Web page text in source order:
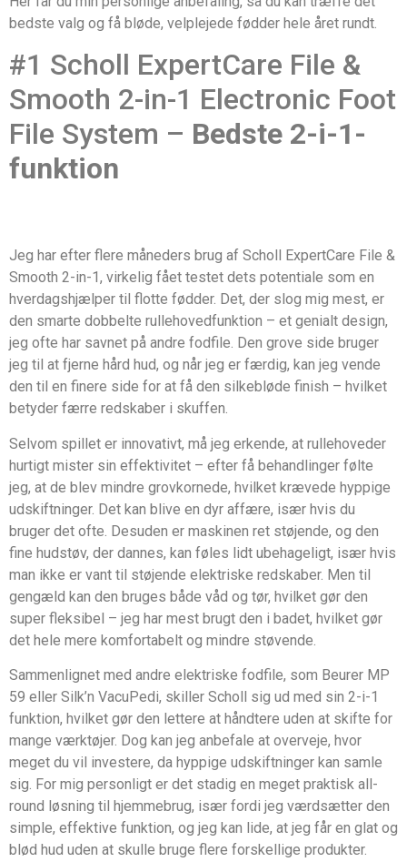
bedste valg og få bløde, velplejede fødder hele året rundt.
#1 Scholl ExpertCare File &
Smooth 2-in-1 Electronic Foot
File System – Bedste 2-i-1-
funktion
Jeg har efter flere måneders brug af Scholl ExpertCare File &
Smooth 2-in-1, virkelig fået testet dets potentiale som en
hverdagshjælper til flotte fødder. Det, der slog mig mest, er
den smarte dobbelte rullehovedfunktion – et genialt design,
jeg ofte har savnet på andre fodfile. Den grove side bruger
jeg til at fjerne hård hud, og når jeg er færdig, kan jeg vende
den til en finere side for at få den silkebløde finish – hvilket
betyder færre redskaber i skuffen.
Selvom spillet er innovativt, må jeg erkende, at rullehoveder
hurtigt mister sin effektivitet – efter få behandlinger følte
jeg, at de blev mindre grovkornede, hvilket krævede hyppige
udskiftninger. Det kan blive en dyr affære, især hvis du
bruger det ofte. Desuden er maskinen ret støjende, og den
fine hudstøv, der dannes, kan føles lidt ubehageligt, især hvis
man ikke er vant til støjende elektriske redskaber. Men til
gengæld kan den bruges både våd og tør, hvilket gør den
super fleksibel – jeg har mest brugt den i badet, hvilket gør
det hele mere komfortabelt og mindre støvende.
Sammenlignet med andre elektriske fodfile, som Beurer MP
59 eller Silk’n VacuPedi, skiller Scholl sig ud med sin 2-i-1
funktion, hvilket gør den lettere at håndtere uden at skifte for
mange værktøjer. Dog kan jeg anbefale at overveje, hvor
meget du vil investere, da hyppige udskiftninger kan samle
sig. For mig personligt er det stadig en meget praktisk all-
round løsning til hjemmebrug, især fordi jeg værdsætter den
simple, effektive funktion, og jeg kan lide, at jeg får en glat og
blød hud uden at skulle bruge flere forskellige produkter.